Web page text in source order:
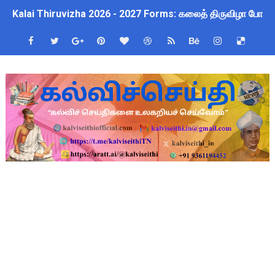
Kalai Thiruvizha 2026 - 2027 Forms: கலைத் திருவிழா
பள்ளி மாணவர்களுக்குப் பிரம்மாண்ட வினாடி வினா போட்டி
4th & 5th Standard Ennum Ezhuthum Term 1 Set 10
2027 Census Duty for Teachers: புதுக்கோட்டை CEO
இராணிப்பேட்டை: ஆசிரியர்களுக்கு அரை நாள் OD அனுமதி!